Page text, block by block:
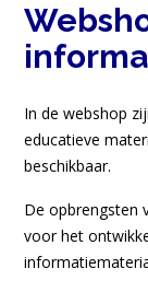
In de webshop
educatieve
beschikbaar.
De opbrengsten
voor het